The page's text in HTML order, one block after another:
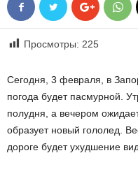
Просмотры: 225
Сегодня, 3 февраля, в
погода будет пасмурной.
полудня, а вечером
образует новый гололед.
дороге будет ухудшение